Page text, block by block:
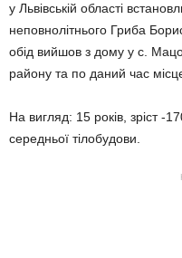
у Львівській області
неповнолітнього Гриба
обід вийшов з дому у с.
району та по даний час
На вигляд: 15 років, зріст -
середньої тілобудови.